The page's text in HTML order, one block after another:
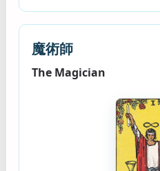
魔術師
The Magician